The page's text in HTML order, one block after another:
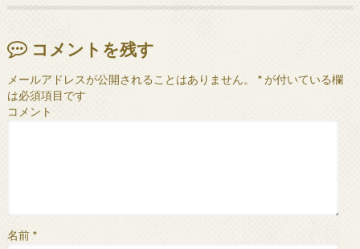
コメントを残す
メールアドレスが公開されることはありません。 *が付いている欄
は必須項目です
コメント
名前 *